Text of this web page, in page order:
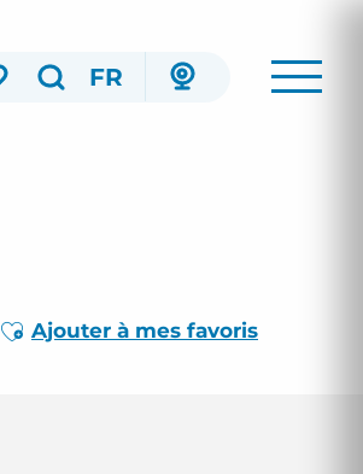
FR
Ajouter aux favoris
Ajouter à mes favoris